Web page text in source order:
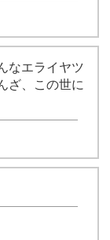
なエライヤツ
ざ、この世に